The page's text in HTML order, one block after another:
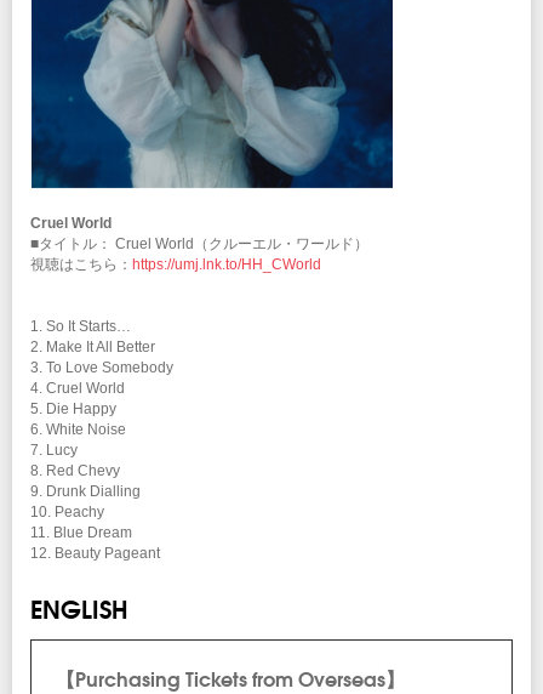
Cruel World
■タイトル： Cruel World（クルーエル・ワールド）
視聴はこちら： https://umj.lnk.to/HH_CWorld
1. So It Starts…
2. Make It All Better
3. To Love Somebody
4. Cruel World
5. Die Happy
6. White Noise
7. Lucy
8. Red Chevy
9. Drunk Dialling
10. Peachy
11. Blue Dream
12. Beauty Pageant
ENGLISH
【Purchasing Tickets from Overseas】